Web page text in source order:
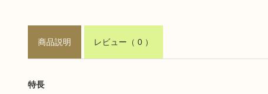
商品説明 レビュー （ 0 ）
特長